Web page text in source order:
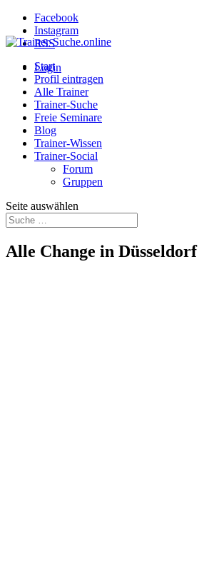
Facebook
Instagram
RSS
Login
Start
Profil eintragen
Alle Trainer
Trainer-Suche
Freie Seminare
Blog
Trainer-Wissen
Trainer-Social
Forum
Gruppen
Seite auswählen
Alle Change in Düsseldorf